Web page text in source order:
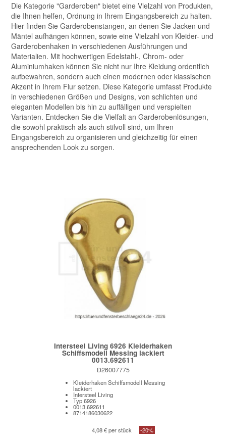
Die Kategorie "Garderoben" bietet eine Vielzahl von Produkten,
die Ihnen helfen, Ordnung in Ihrem Eingangsbereich zu halten.
Hier finden Sie Garderobenstangen, an denen Sie Jacken und
Mäntel aufhängen können, sowie eine Vielzahl von Kleider- und
Garderobenhaken in verschiedenen Ausführungen und
Materialien. Mit hochwertigen Edelstahl-, Chrom- oder
Aluminiumhaken können Sie nicht nur Ihre Kleidung ordentlich
aufbewahren, sondern auch einen modernen oder klassischen
Akzent in Ihrem Flur setzen. Diese Kategorie umfasst Produkte
in verschiedenen Größen und Designs, von schlichten und
eleganten Modellen bis hin zu auffälligen und verspielten
Varianten. Entdecken Sie die Vielfalt an Garderobenlösungen,
die sowohl praktisch als auch stilvoll sind, um Ihren
Eingangsbereich zu organisieren und gleichzeitig für einen
ansprechenden Look zu sorgen.
Intersteel Living 6926 Kleiderhaken
Schiffsmodell Messing lackiert
0013.692611
D26007775
Kleiderhaken Schiffsmodell Messing
lackiert
Intersteel Living
Typ 6926
0013.692611
8714186030622
4,08 € per stück -20%